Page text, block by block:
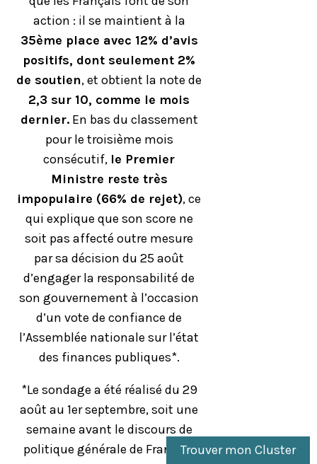
action : il se maintient à la
35ème place avec 12% d’avis
positifs, dont seulement 2%
de soutien, et obtient la note de
2,3 sur 10, comme le mois
dernier.En bas du classement
pour le troisième mois
consécutif, le Premier
Ministre reste très
impopulaire (66% de rejet), ce
qui explique que son score ne
soit pas affecté outre mesure
par sa décision du 25 août
d’engager la responsabilité de
son gouvernement à l’occasion
d’un vote de confiance de
l’Assemblée nationale sur l’état
des finances publiques*.
*Le sondage a été réalisé du 29
août au 1er septembre, soit une
semaine avant le discours de
politique générale de FrançoisTrouver mon Cluster